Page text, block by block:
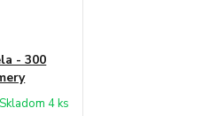
- 300
Skladom 4 ks